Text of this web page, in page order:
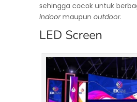
sehingga cocok untuk
indoormaupun outdoor.
LED Screen